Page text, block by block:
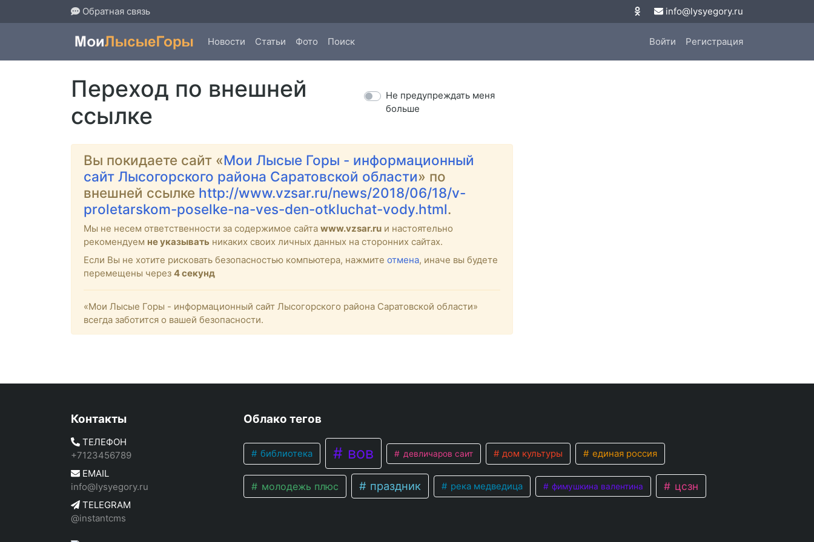
Обратная связь info@lysyegory.ru
Новости Статьи Фото Поиск Войти Регистрация
Переход по внешней
ссылке
Не предупреждать меня
больше
Вы покидаете сайт «Мои Лысые Горы - информационный
сайт Лысогорского района Саратовской области» по
внешней ссылке http://www.vzsar.ru/news/2018/06/18/v-
proletarskom-poselke-na-ves-den-otkluchat-vody.html.
Мы не несем ответственности за содержимое сайта www.vzsar.ru и настоятельно
рекомендуем не указывать никаких своих личных данных на сторонних сайтах.
Если Вы не хотите рисковать безопасностью компьютера, нажмите отмена, иначе вы будете
перемещены через 4секунд
«Мои Лысые Горы - информационный сайт Лысогорского района Саратовской области»
всегда заботится о вашей безопасности.
Контакты
ТЕЛЕФОН
+7123456789
EMAIL
info@lysyegory.ru
TELEGRAM
@instantcms
Облако тегов
библиотека вов девличаров саит дом культуры единая россия
молодежь плюс праздник река медведица фимушкина валентина цсзн